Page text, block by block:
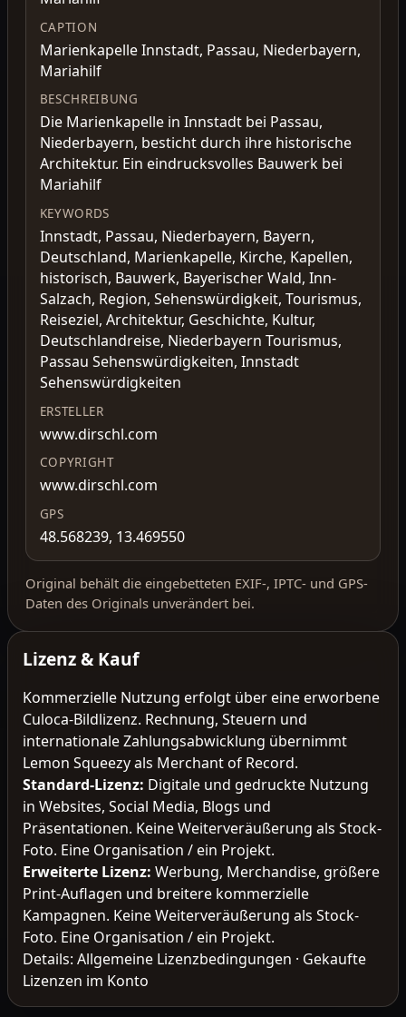
CAPTION
Marienkapelle Innstadt, Passau, Niederbayern,
Mariahilf
BESCHREIBUNG
Die Marienkapelle in Innstadt bei Passau,
Niederbayern, besticht durch ihre historische
Architektur. Ein eindrucksvolles Bauwerk bei
Mariahilf
KEYWORDS
Innstadt, Passau, Niederbayern, Bayern,
Deutschland, Marienkapelle, Kirche, Kapellen,
historisch, Bauwerk, Bayerischer Wald, Inn-
Salzach, Region, Sehenswürdigkeit, Tourismus,
Reiseziel, Architektur, Geschichte, Kultur,
Deutschlandreise, Niederbayern Tourismus,
Passau Sehenswürdigkeiten, Innstadt
Sehenswürdigkeiten
ERSTELLER
www.dirschl.com
COPYRIGHT
www.dirschl.com
GPS
48.568239, 13.469550
Original behält die eingebetteten EXIF-, IPTC- und GPS-
Daten des Originals unverändert bei.
Lizenz & Kauf
Kommerzielle Nutzung erfolgt über eine erworbene
Culoca-Bildlizenz. Rechnung, Steuern und
internationale Zahlungsabwicklung übernimmt
Lemon Squeezy als Merchant of Record.
Standard-Lizenz: Digitale und gedruckte Nutzung
in Websites, Social Media, Blogs und
Präsentationen. Keine Weiterveräußerung als Stock-
Foto. Eine Organisation / ein Projekt.
Erweiterte Lizenz: Werbung, Merchandise, größere
Print-Auflagen und breitere kommerzielle
Kampagnen. Keine Weiterveräußerung als Stock-
Foto. Eine Organisation / ein Projekt.
Details: Allgemeine Lizenzbedingungen · Gekaufte
Lizenzen im Konto